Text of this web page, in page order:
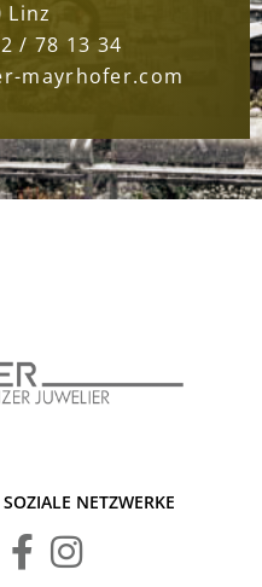
Linz
/ 78 13 34
mayrhofer.com
SOZIALE NETZWERKE